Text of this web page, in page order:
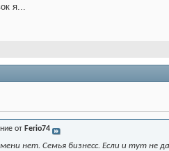
я...
от Ferio74
нет. Семья бизнесс. Если и тут не